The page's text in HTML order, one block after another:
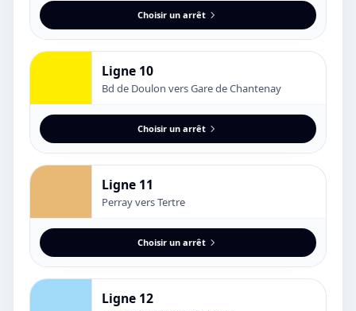
Choisir un arrêt
Ligne 10
Bd de Doulon vers Gare de Chantenay
Choisir un arrêt
Ligne 11
Perray vers Tertre
Choisir un arrêt
Ligne 12